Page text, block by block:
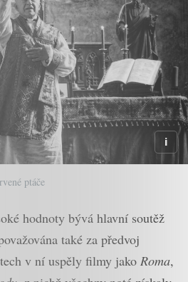
ptáče
hodnoty bývá hlavní soutěž
také za předvoj
v ní uspěly filmy jako Roma,